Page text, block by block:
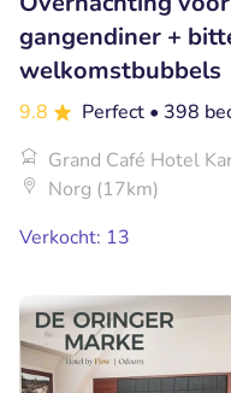
gangendiner +
welkomstbubbels
9.8 Perfect • 398
Grand Café Hotel
Norg (17km)
Verkocht: 13